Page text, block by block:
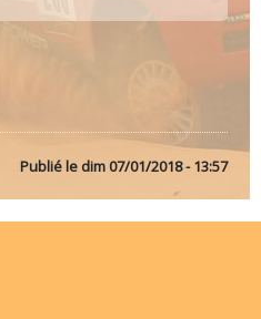
Publié le dim 07/01/2018 - 13:57